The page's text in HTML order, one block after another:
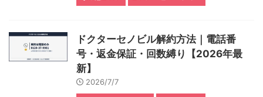
ドクターセノビル解約方法｜電話番
号・返金保証・回数縛り【2026年最
新】
2026/7/7